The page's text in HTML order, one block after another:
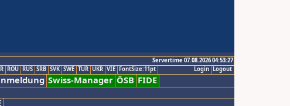
Servertime 07.08.2026 04:53:27
Logout
Login
ROU RUS SRB SVK SWE TUR UKR VIE FontSize:11pt
Swiss-Manager ÖSB FIDE